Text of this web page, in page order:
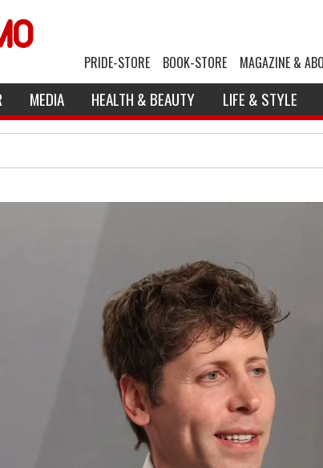
PRIDE-STORE BOOK-STORE MAGAZINE &
MEDIA HEALTH & BEAUTY LIFE & STYLE